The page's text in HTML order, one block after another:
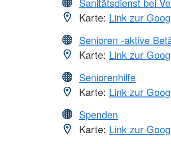
Karte: Link zur
Senioren -aktive
Karte: Link zur
Seniorenhilfe
Karte: Link zur
Spenden
Karte: Link zur